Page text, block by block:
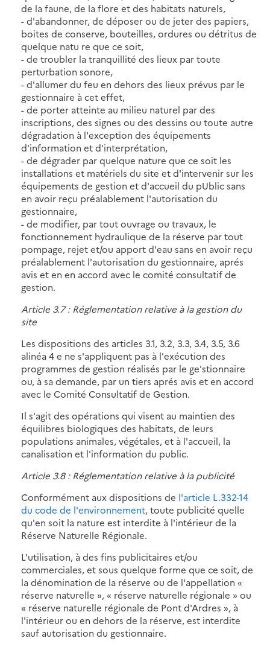
de la faune, de la flore et des habitats naturels,
- d'abandonner, de déposer ou de jeter des papiers,
boites de conserve, bouteilles, ordures ou détritus de
quelque natu re que ce soit,
- de troubler la tranquillité des lieux par toute
perturbation sonore,
- d'allumer du feu en dehors des lieux prévus par le
gestionnaire à cet effet,
- de porter atteinte au milieu naturel par des
inscriptions, des signes ou des dessins ou toute autre
dégradation à l'exception des équipements
d'information et d'interprétation,
- de dégrader par quelque nature que ce soit les
installations et matériels du site et d'intervenir sur les
équipements de gestion et d'accueil du pUblic sans
en avoir reçu préalablement l'autorisation du
gestionnaire,
- de modifier, par tout ouvrage ou travaux, le
fonctionnement hydraulique de la réserve par tout
pompage, rejet et/ou apport d'eau sans en avoir reçu
préalablement l'autorisation du gestionnaire, aprés
avis et en en accord avec le comité consultatif de
gestion.
Article 3.7 : Réglementation relative à la gestion du
site
Les dispositions des articles 3.1, 3.2, 3.3, 3.4, 3.5, 3.6
alinéa 4 e ne s'appliquent pas à l'exécution des
programmes de gestion réalisés par le ge'stionnaire
ou, à sa demande, par un tiers aprés avis et en accord
avec le Comité Consultatif de Gestion.
Il s'agit des opérations qui visent au maintien des
équilibres biologiques des habitats, de leurs
populations animales, végétales, et à l'accueil, la
canalisation et l'information du public.
Article 3.8 : Réglementation relative à la publicité
Conformément aux dispositions de l'article L.332-14
du code de l'environnement, toute publicité quelle
qu'en soit la nature est interdite à l'intérieur de la
Réserve Naturelle Régionale.
L'utilisation, à des fins publicitaires et/ou
commerciales, et sous quelque forme que ce soit, de
la dénomination de la réserve ou de l'appellation «
réserve naturelle », « réserve naturelle régionale » ou
« réserve naturelle régionale de Pont d'Ardres », à
l'intérieur ou en dehors de la réserve, est interdite
sauf autorisation du gestionnaire.